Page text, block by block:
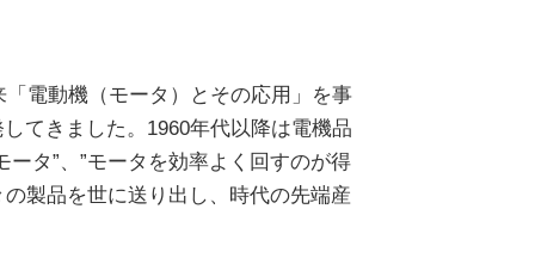
電動機（モータ）とその応用」を事
てきました。1960年代以降は電機品
タ”、”モータを効率よく回すのが得
製品を世に送り出し、時代の先端産